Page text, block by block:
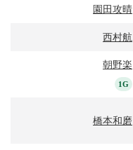
園田攻晴
西村航
朝野楽
1G
橋本和磨